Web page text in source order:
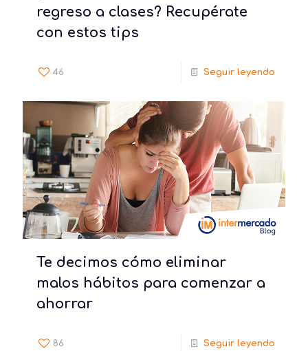
regreso a clases? Recupérate
con estos tips
46 Seguir leyendo
Te decimos cómo eliminar
malos hábitos para comenzar a
ahorrar
86 Seguir leyendo